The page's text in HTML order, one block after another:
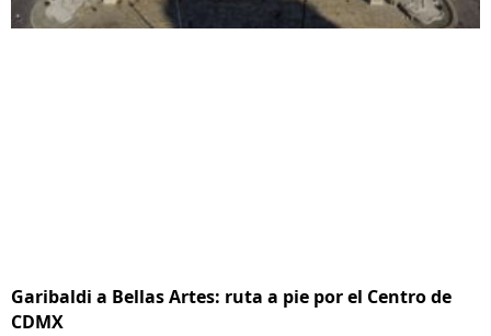
Garibaldi a Bellas Artes: ruta a pie por el Centro de
CDMX